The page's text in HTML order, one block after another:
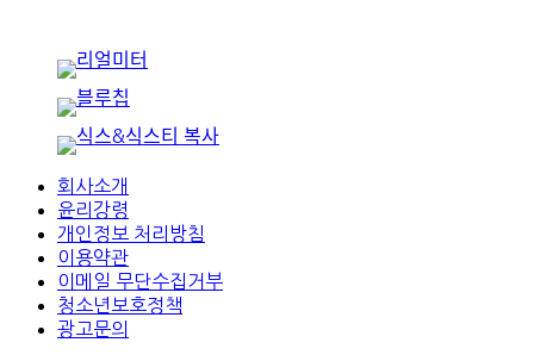
회사소개
윤리강령
개인정보 처리방침
이용약관
이메일 무단수집거부
청소년보호정책
광고문의